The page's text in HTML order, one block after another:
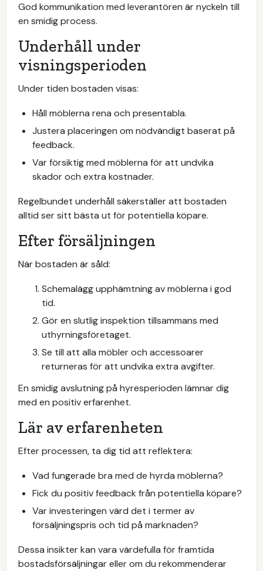
God kommunikation med leverantören är nyckeln till
en smidig process.
Underhåll under
visningsperioden
Under tiden bostaden visas:
Håll möblerna rena och presentabla.
Justera placeringen om nödvändigt baserat på
feedback.
Var försiktig med möblerna för att undvika
skador och extra kostnader.
Regelbundet underhåll säkerställer att bostaden
alltid ser sitt bästa ut för potentiella köpare.
Efter försäljningen
När bostaden är såld:
Schemalägg upphämtning av möblerna i god
tid.
Gör en slutlig inspektion tillsammans med
uthyrningsföretaget.
Se till att alla möbler och accessoarer
returneras för att undvika extra avgifter.
En smidig avslutning på hyresperioden lämnar dig
med en positiv erfarenhet.
Lär av erfarenheten
Efter processen, ta dig tid att reflektera:
Vad fungerade bra med de hyrda möblerna?
Fick du positiv feedback från potentiella köpare?
Var investeringen värd det i termer av
försäljningspris och tid på marknaden?
Dessa insikter kan vara värdefulla för framtida
bostadsförsäljningar eller om du rekommenderar